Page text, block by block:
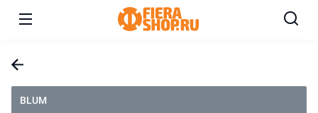
BLUM